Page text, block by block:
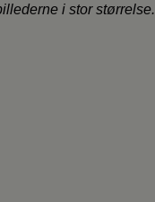
i stor størrelse.